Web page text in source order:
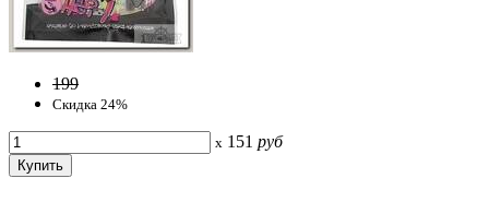
199
Скидка 24%
x 151 руб